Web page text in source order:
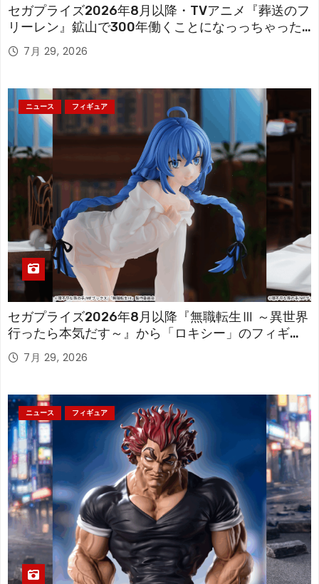
セガプライズ2026年8月以降・TVアニメ『葬送のフ
リーレン』鉱山で300年働くことになっっちゃった
「フリーレン」を立体化！
7月 29, 2026
ニュース フィギュア
セガプライズ2026年8月以降『無職転生Ⅲ ～異世界
行ったら本気だす～』から「ロキシー」のフィギュ
アが登場！
7月 29, 2026
ニュース フィギュア